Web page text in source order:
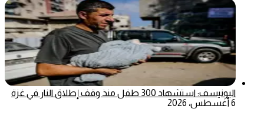
اليونيسف: استشهاد 300 طفل منذ وقف إطلاق النار في غزة
6 أغسطس، 2026